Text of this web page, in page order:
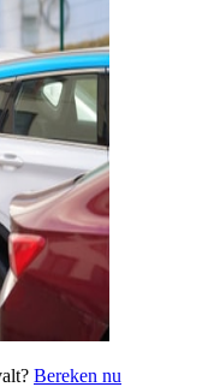
Bereken nu